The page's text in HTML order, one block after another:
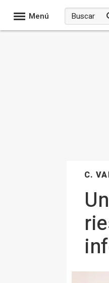
Menú
C.